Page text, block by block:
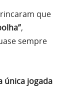
que
,
sempre
única jogada